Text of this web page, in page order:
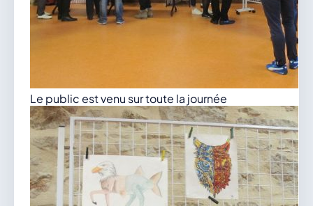
Le public est venu sur toute la journée